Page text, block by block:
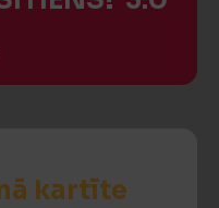
kartīte